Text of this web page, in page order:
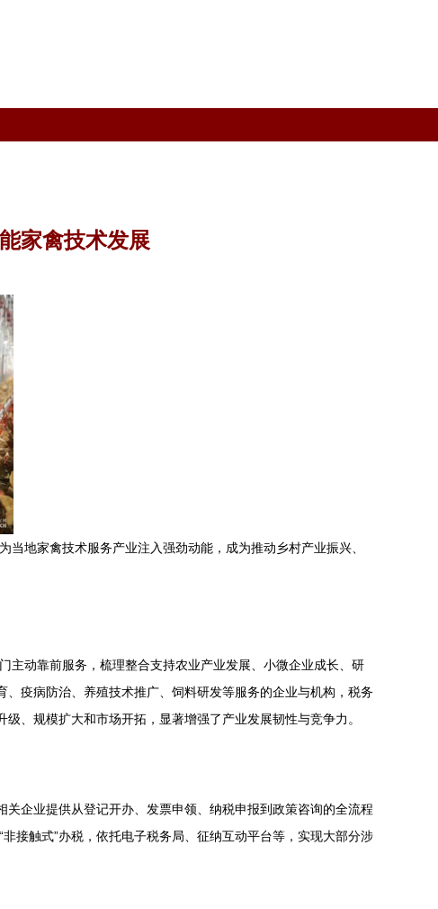
家禽技术发展
地家禽技术服务产业注入强劲动能，成为推动乡村产业振兴、
主动靠前服务，梳理整合支持农业产业发展、小微企业成长、研
疫病防治、养殖技术推广、饲料研发等服务的企业与机构，税务
、规模扩大和市场开拓，显著增强了产业发展韧性与竞争力。
企业提供从登记开办、发票申领、纳税申报到政策咨询的全流程
接触式”办税，依托电子税务局、征纳互动平台等，实现大部分涉